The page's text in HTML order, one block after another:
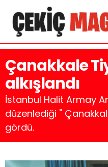
Çanakkale
alkışlandı
İstanbul Halit Armay
düzenlediği "
gördü.